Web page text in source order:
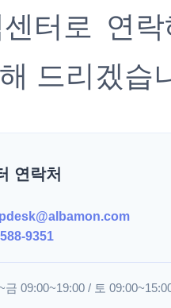
터로 연
드리겠습
연락처
9351
금 09:00~19:00 / 토